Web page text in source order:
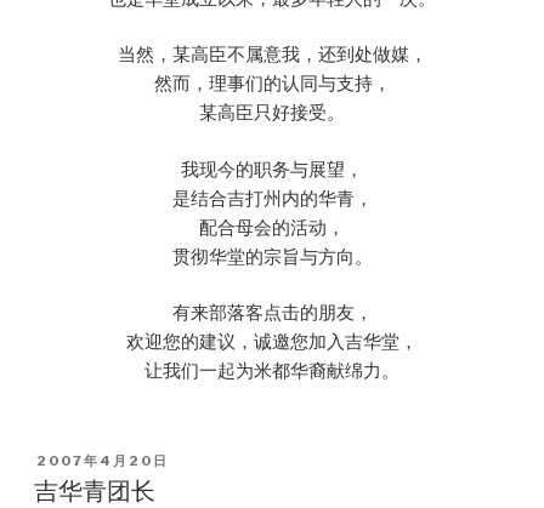
当然，某高臣不属意我，还到处做媒，
然而，理事们的认同与支持，
某高臣只好接受。
我现今的职务与展望，
是结合吉打州内的华青，
配合母会的活动，
贯彻华堂的宗旨与方向。
有来部落客点击的朋友，
欢迎您的建议，诚邀您加入吉华堂，
让我们一起为米都华裔献绵力。
POSTED
ON
2007年4月20日
吉华青团长